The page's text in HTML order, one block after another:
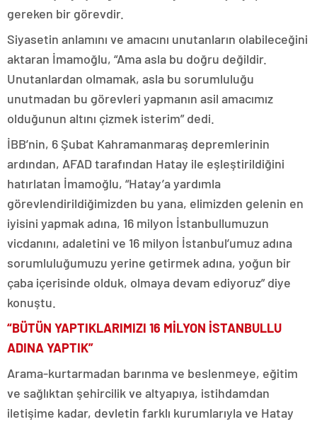
gereken bir görevdir.
Siyasetin anlamını ve amacını unutanların olabileceğini
aktaran İmamoğlu, “Ama asla bu doğru değildir.
Unutanlardan olmamak, asla bu sorumluluğu
unutmadan bu görevleri yapmanın asil amacımız
olduğunun altını çizmek isterim” dedi.
İBB’nin, 6 Şubat Kahramanmaraş depremlerinin
ardından, AFAD tarafından Hatay ile eşleştirildiğini
hatırlatan İmamoğlu, “Hatay’a yardımla
görevlendirildiğimizden bu yana, elimizden gelenin en
iyisini yapmak adına, 16 milyon İstanbullumuzun
vicdanını, adaletini ve 16 milyon İstanbul’umuz adına
sorumluluğumuzu yerine getirmek adına, yoğun bir
çaba içerisinde olduk, olmaya devam ediyoruz” diye
konuştu.
“BÜTÜN YAPTIKLARIMIZI 16 MİLYON İSTANBULLU
ADINA YAPTIK”
Arama-kurtarmadan barınma ve beslenmeye, eğitim
ve sağlıktan şehircilik ve altyapıya, istihdamdan
iletişime kadar, devletin farklı kurumlarıyla ve Hatay